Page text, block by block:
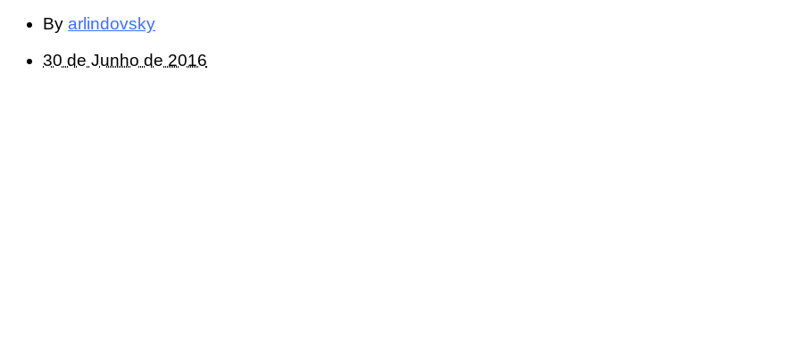
By arlindovsky
30 de Junho de 2016